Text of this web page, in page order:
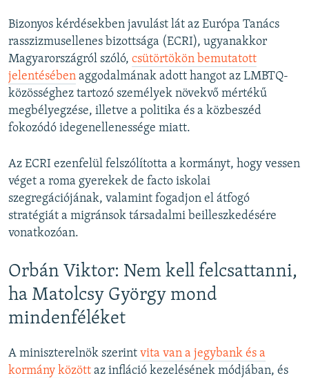
Bizonyos kérdésekben javulást lát az Európa Tanács
rasszizmusellenes bizottsága (ECRI), ugyanakkor
Magyarországról szóló, csütörtökön bemutatott
jelentésében aggodalmának adott hangot az LMBTQ-
közösséghez tartozó személyek növekvő mértékű
megbélyegzése, illetve a politika és a közbeszéd
fokozódó idegenellenessége miatt.
Az ECRI ezenfelül felszólította a kormányt, hogy vessen
véget a roma gyerekek de facto iskolai
szegregációjának, valamint fogadjon el átfogó
stratégiát a migránsok társadalmi beilleszkedésére
vonatkozóan.
Orbán Viktor: Nem kell felcsattanni,
ha Matolcsy György mond
mindenféléket
A miniszterelnök szerint vita van a jegybank és a
kormány között az infláció kezelésének módjában, és